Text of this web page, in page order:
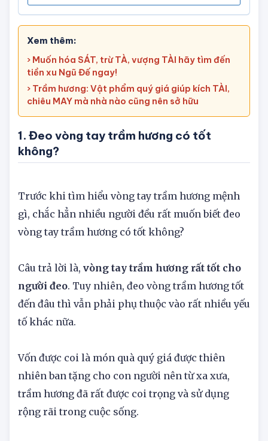
Xem thêm:
› Muốn hóa SÁT, trừ TÀ, vượng TÀI hãy tìm đến
tiền xu Ngũ Đế ngay!
› Trầm hương: Vật phẩm quý giá giúp kích TÀI,
chiêu MAY mà nhà nào cũng nên sở hữu
1. Đeo vòng tay trầm hương có tốt
Trước khi tìm hiểu vòng tay trầm hương mệnh
gì, chắc hẳn nhiều người đều rất muốn biết đeo
Câu trả lời là,vòng tay trầm hương rất tốt cho
người đeo. Tuy nhiên, đeo vòng trầm hương tốt
đến đâu thì vẫn phải phụ thuộc vào rất nhiều yếu
Vốn được coi là món quà quý giá được thiên
nhiên ban tặng cho con người nên từ xa xưa,
trầm hương đã rất được coi trọng và sử dụng